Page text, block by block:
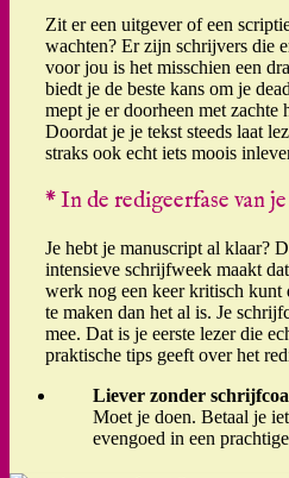
Zit er een uitgever of een
wachten? Er zijn schrijvers die
voor jou is het misschien een
biedt je de beste kans om je
mept je er doorheen met zachte
Doordat je je tekst steeds laat
straks ook echt iets moois
* In de redigeerfase van
Je hebt je manuscript al klaar?
intensieve schrijfweek maakt
werk nog een keer kritisch kunt
te maken dan het al is. Je
mee. Dat is je eerste lezer die
praktische tips geeft over het
Liever zonder
Moet je doen. Betaal je
evengoed in een